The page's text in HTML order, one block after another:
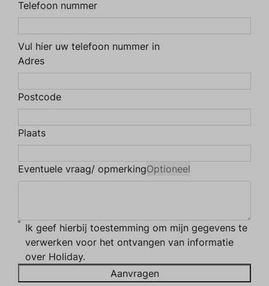
Telefoon nummer
Vul hier uw telefoon nummer in
Adres
Postcode
Plaats
Eventuele vraag/ opmerkingOptioneel
Ik geef hierbij toestemming om mijn gegevens te
verwerken voor het ontvangen van informatie
over Holiday.
Aanvragen